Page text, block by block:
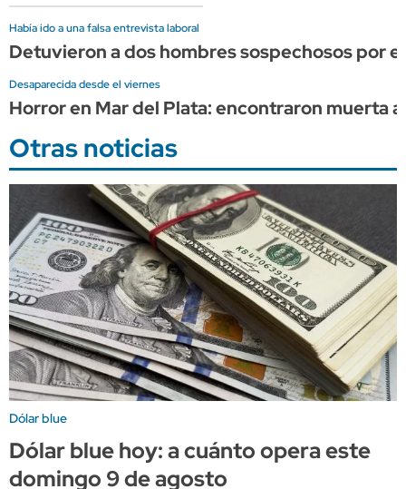
Había ido a una falsa entrevista laboral
Detuvieron a dos hombres sospechosos por
Desaparecida desde el viernes
Horror en Mar del Plata: encontraron muerta
Otras noticias
Dólar blue
Dólar blue hoy: a cuánto opera este
domingo 9 de agosto